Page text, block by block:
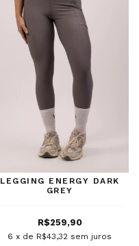
LEGGING ENERGY DARK
GREY
R$259,90
6 x de R$43,32 sem juros